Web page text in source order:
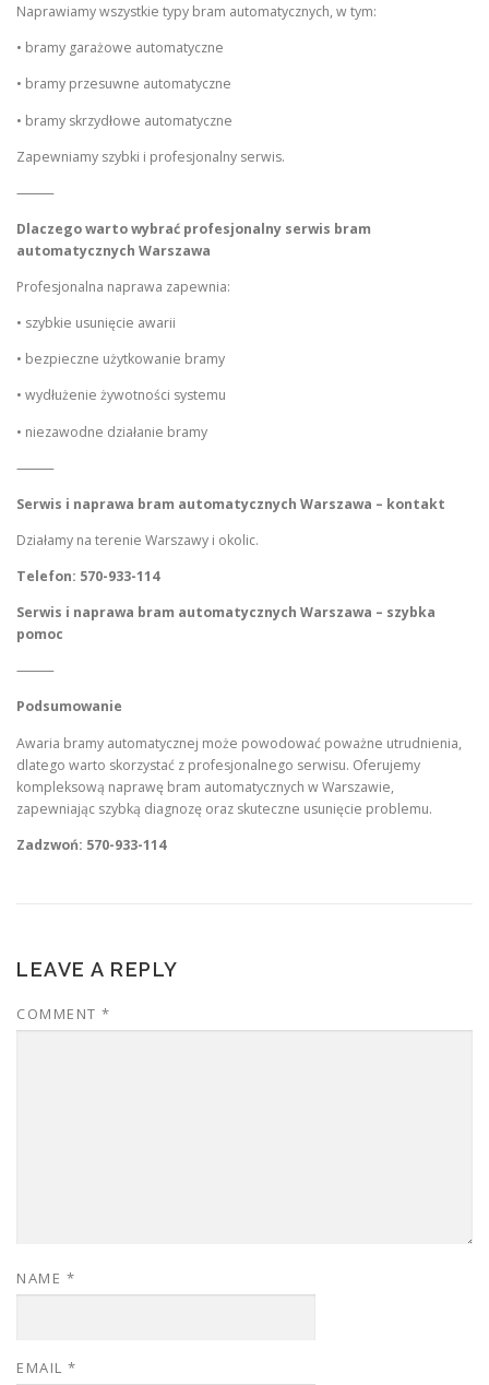
Naprawiamy wszystkie typy bram automatycznych, w tym:
• bramy garażowe automatyczne
• bramy przesuwne automatyczne
• bramy skrzydłowe automatyczne
Zapewniamy szybki i profesjonalny serwis.
⸻
Dlaczego warto wybrać profesjonalny serwis bram
automatycznych Warszawa
Profesjonalna naprawa zapewnia:
• szybkie usunięcie awarii
• bezpieczne użytkowanie bramy
• wydłużenie żywotności systemu
• niezawodne działanie bramy
⸻
Serwis i naprawa bram automatycznych Warszawa – kontakt
Działamy na terenie Warszawy i okolic.
Telefon: 570-933-114
Serwis i naprawa bram automatycznych Warszawa – szybka
pomoc
⸻
Podsumowanie
Awaria bramy automatycznej może powodować poważne utrudnienia,
dlatego warto skorzystać z profesjonalnego serwisu. Oferujemy
kompleksową naprawę bram automatycznych w Warszawie,
zapewniając szybką diagnozę oraz skuteczne usunięcie problemu.
Zadzwoń: 570-933-114
LEAVE A REPLY
COMMENT *
NAME *
EMAIL *